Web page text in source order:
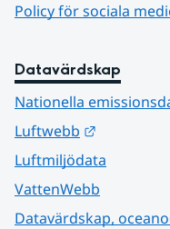
Policy för sociala
Datavärdskap
Nationella
Luftwebb
Luftmiljödata
VattenWebb
Datavärdskap,